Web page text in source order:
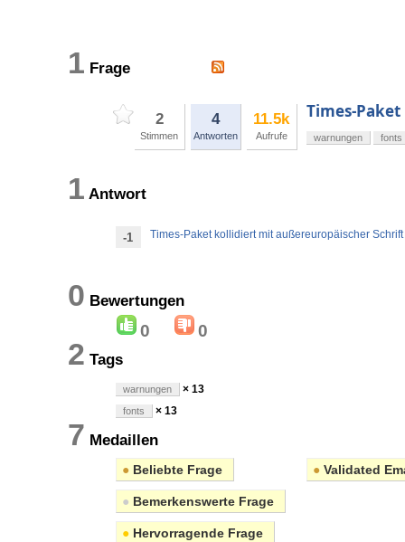
1 Frage
2
Stimmen
4
Antworten
11.5k
Aufrufe
Times-
warnungen fonts
1 Antwort
-1 Times-Paket kollidiert mit außereuropäischer Schrift
0 Bewertungen
0 0
2 Tags
warnungen × 13
fonts × 13
7 Medaillen
● Beliebte Frage
● Bemerkenswerte Frage
● Hervorragende Frage
● Validated